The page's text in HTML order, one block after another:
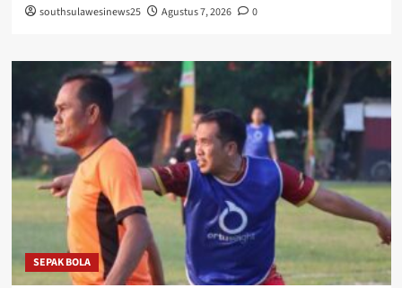
southsulawesinews25 Agustus 7, 2026 0
SEPAK BOLA